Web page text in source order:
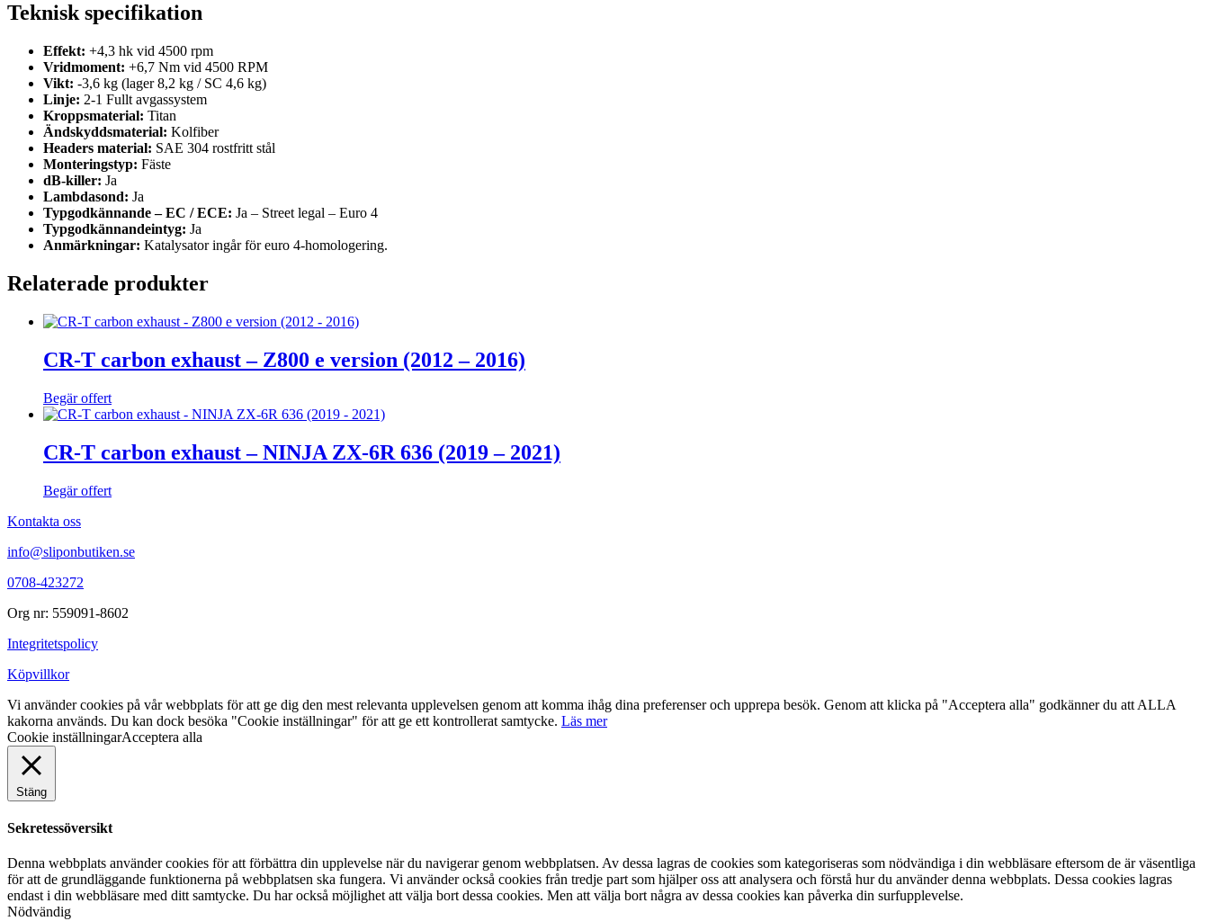
Teknisk specifikation
Effekt: +4,3 hk vid 4500 rpm
Vridmoment: +6,7 Nm vid 4500 RPM
Vikt: -3,6 kg (lager 8,2 kg / SC 4,6 kg)
Linje: 2-1 Fullt avgassystem
Kroppsmaterial: Titan
Ändskyddsmaterial: Kolfiber
Headers material: SAE 304 rostfritt stål
Monteringstyp: Fäste
dB-killer: Ja
Lambdasond: Ja
Typgodkännande – EC / ECE: Ja – Street legal – Euro 4
Typgodkännandeintyg: Ja
Anmärkningar: Katalysator ingår för euro 4-homologering.
Relaterade produkter
CR-T carbon exhaust – Z800 e version (2012 – 2016)
Begär offert
CR-T carbon exhaust – NINJA ZX-6R 636 (2019 – 2021)
Begär offert
Kontakta oss
info@sliponbutiken.se
0708-423272
Org nr: 559091-8602
Integritetspolicy
Köpvillkor
Vi använder cookies på vår webbplats för att ge dig den mest relevanta upplevelsen genom att komma ihåg dina preferenser och upprepa besök. Genom att klicka på "Acceptera alla" godkänner du att ALLA
kakorna används. Du kan dock besöka "Cookie inställningar" för att ge ett kontrollerat samtycke. Läs mer
Cookie inställningarAcceptera alla
Stäng
Sekretessöversikt
Denna webbplats använder cookies för att förbättra din upplevelse när du navigerar genom webbplatsen. Av dessa lagras de cookies som kategoriseras som nödvändiga i din webbläsare eftersom de är väsentliga
för att de grundläggande funktionerna på webbplatsen ska fungera. Vi använder också cookies från tredje part som hjälper oss att analysera och förstå hur du använder denna webbplats. Dessa cookies lagras
endast i din webbläsare med ditt samtycke. Du har också möjlighet att välja bort dessa cookies. Men att välja bort några av dessa cookies kan påverka din surfupplevelse.
Nödvändig